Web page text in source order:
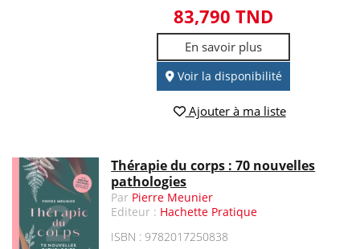
83,790 TND
En savoir plus
Voir la disponibilité
Ajouter à ma liste
Thérapie du corps : 70 nouvelles
pathologies
Par Pierre Meunier
Editeur : Hachette Pratique
ISBN : 9782017250838